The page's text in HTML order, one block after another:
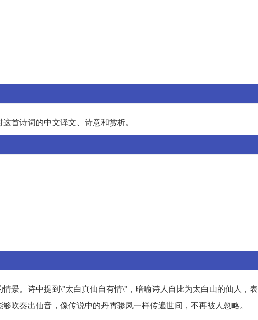
首诗词的中文译文、诗意和赏析。
景。诗中提到\"太白真仙自有情\"，暗喻诗人自比为太白山的仙人，表
吹奏出仙音，像传说中的丹霄骖凤一样传遍世间，不再被人忽略。